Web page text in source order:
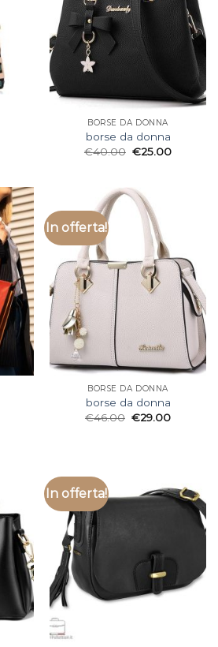
BORSE DA DONNA
borse da donna
€40.00 €25.00
In offerta!
BORSE DA DONNA
borse da donna
€46.00 €29.00
In offerta!